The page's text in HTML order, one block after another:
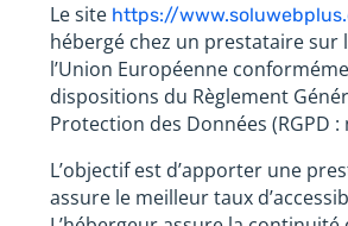
Le site https://
hébergé chez un prestataire
l’Union Européenne
dispositions du Règlement
Protection des Données (RGPD :
L’objectif est d’apporter une
assure le meilleur taux